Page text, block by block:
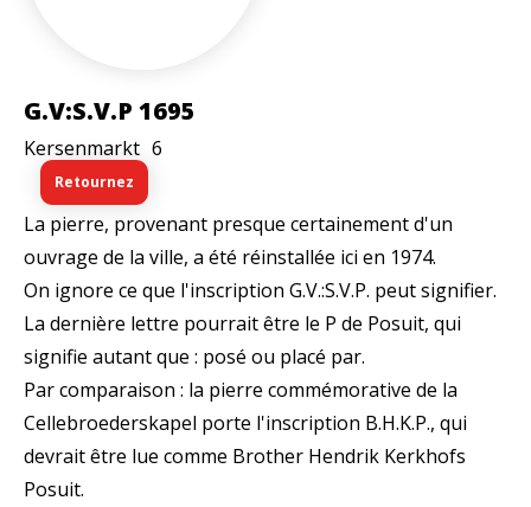
G.V:S.V.P 1695
Kersenmarkt 6
Retournez
La pierre, provenant presque certainement d'un
ouvrage de la ville, a été réinstallée ici en 1974.
On ignore ce que l'inscription G.V.:S.V.P. peut signifier.
La dernière lettre pourrait être le P de Posuit, qui
signifie autant que : posé ou placé par.
Par comparaison : la pierre commémorative de la
Cellebroederskapel porte l'inscription B.H.K.P., qui
devrait être lue comme Brother Hendrik Kerkhofs
Posuit.